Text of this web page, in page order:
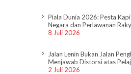
Piala Dunia 2026: Pesta
Negara dan Perlawanan
8 Juli 2026
Jalan Lenin Bukan Jalan
Menjawab Distorsi atas
2 Juli 2026